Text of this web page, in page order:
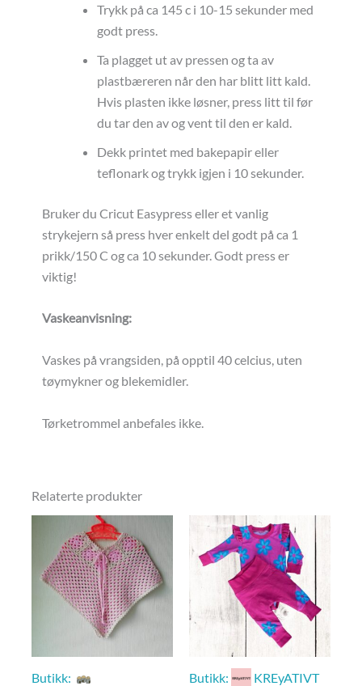
Trykk på ca 145 c i 10-15 sekunder med
godt press.
Ta plagget ut av pressen og ta av
plastbæreren når den har blitt litt kald.
Hvis plasten ikke løsner, press litt til før
du tar den av og vent til den er kald.
Dekk printet med bakepapir eller
teflonark og trykk igjen i 10 sekunder.
Bruker du Cricut Easypress eller et vanlig
strykejern så press hver enkelt del godt på ca 1
prikk/150 C og ca 10 sekunder. Godt press er
viktig!
Vaskeanvisning:
Vaskes på vrangsiden, på opptil 40 celcius, uten
tøymykner og blekemidler.
Tørketrommel anbefales ikke.
Relaterte produkter
Butikk:
Butikk: KREyATIVT